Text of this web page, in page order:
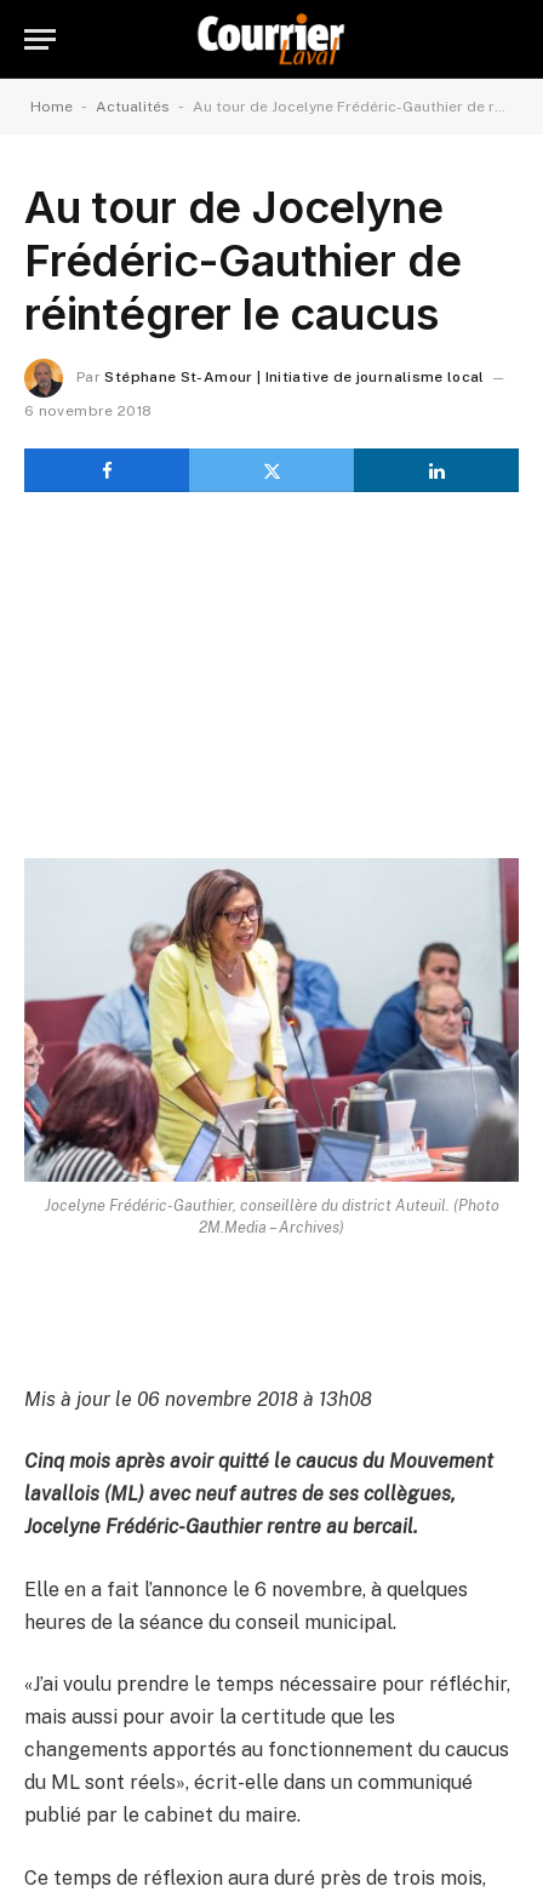
Home - Actualités - Au tour de Jocelyne Frédéric-Gauthier de réintégrer le caucus
Au tour de Jocelyne
Frédéric-Gauthier de
réintégrer le caucus
Par Stéphane St-Amour | Initiative de journalisme local
6 novembre 2018
Jocelyne Frédéric-Gauthier, conseillère du district Auteuil. (Photo
2M.Media – Archives)
Mis à jour le 06 novembre 2018 à 13h08
Cinq mois après avoir quitté le caucus du Mouvement
lavallois (ML) avec neuf autres de ses collègues,
Jocelyne Frédéric-Gauthier rentre au bercail.
Elle en a fait l’annonce le 6 novembre, à quelques
heures de la séance du conseil municipal.
«J’ai voulu prendre le temps nécessaire pour réfléchir,
mais aussi pour avoir la certitude que les
changements apportés au fonctionnement du caucus
du ML sont réels», écrit-elle dans un communiqué
publié par le cabinet du maire.
Ce temps de réflexion aura duré près de trois mois,